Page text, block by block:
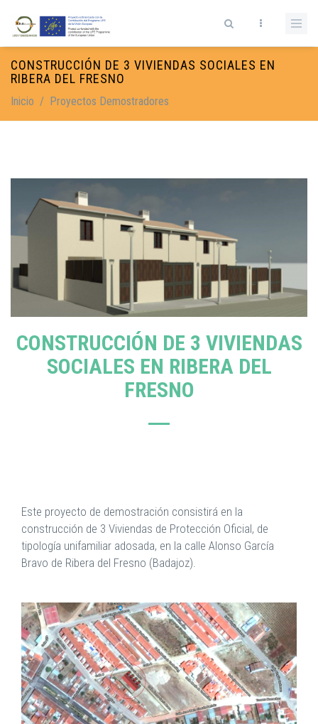
Formulario de búsqueda
CONSTRUCCIÓN DE 3 VIVIENDAS SOCIALES EN
RIBERA DEL FRESNO
Inicio / Proyectos Demostradores
CONSTRUCCIÓN DE 3 VIVIENDAS
SOCIALES EN RIBERA DEL
FRESNO
Este proyecto de demostración consistirá en la
construcción de 3 Viviendas de Protección Oficial, de
tipología unifamiliar adosada, en la calle Alonso García
Bravo de Ribera del Fresno (Badajoz).